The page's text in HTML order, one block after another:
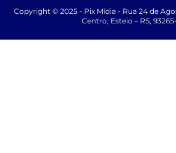
Copyright © 2025 - Pix Mídia - Rua 24 de
Centro, Esteio – RS,